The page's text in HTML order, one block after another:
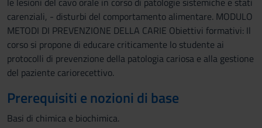
carenziali, - disturbi del comportamento alimentare. MODULO
METODI DI PREVENZIONE DELLA CARIE Obiettivi formativi: Il
corso si propone di educare criticamente lo studente ai
protocolli di prevenzione della patologia cariosa e alla gestione
del paziente cariorecettivo.
Prerequisiti e nozioni di base
Basi di chimica e biochimica.